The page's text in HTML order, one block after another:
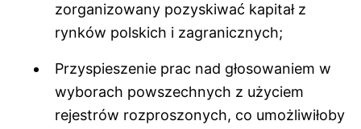
zorganizowany pozyskiwać kapitał z
rynków polskich i zagranicznych;
Przyspieszenie prac nad głosowaniem w
wyborach powszechnych z użyciem
rejestrów rozproszonych, co umożliwiłoby